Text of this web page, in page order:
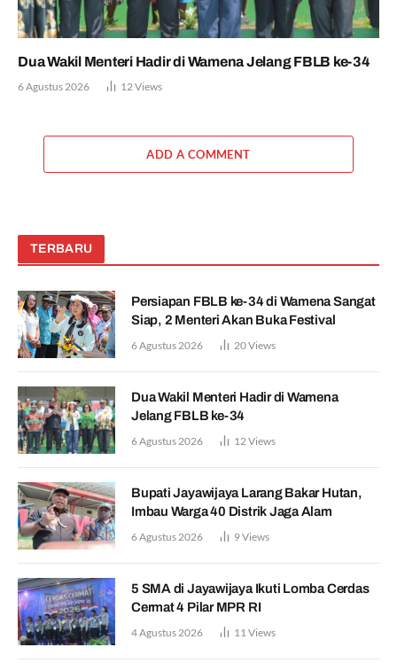
Dua Wakil Menteri Hadir di Wamena Jelang FBLB ke-34
6 Agustus 2026 12 Views
ADD A COMMENT
TERBARU
Persiapan FBLB ke-34 di Wamena Sangat
Siap, 2 Menteri Akan Buka Festival
6 Agustus 2026 20Views
Dua Wakil Menteri Hadir di Wamena
Jelang FBLB ke-34
6 Agustus 2026 12 Views
Bupati Jayawijaya Larang Bakar Hutan,
Imbau Warga 40 Distrik Jaga Alam
6 Agustus 2026 9Views
5 SMA di Jayawijaya Ikuti Lomba Cerdas
Cermat 4 Pilar MPR RI
4 Agustus 2026 11 Views